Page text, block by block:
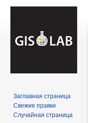
Заглавная страница
Свежие правки
Случайная страница